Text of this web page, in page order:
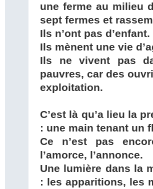
une ferme au milieu
sept fermes et
Ils n’ont pas d’enfant.
Ils mènent une vie
Ils ne vivent pas
pauvres, car des
exploitation.
C’est là qu’a lieu la
: une main tenant un
Ce n’est pas
l’amorce, l’annonce.
Une lumière dans la
: les apparitions, les